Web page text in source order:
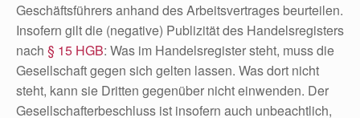
Geschäftsführers anhand des Arbeitsvertrages beurteilen.
Insofern gilt die (negative) Publizität des Handelsregisters
nach § 15 HGB: Was im Handelsregister steht, muss die
Gesellschaft gegen sich gelten lassen. Was dort nicht
steht, kann sie Dritten gegenüber nicht einwenden. Der
Gesellschafterbeschluss ist insofern auch unbeachtlich,